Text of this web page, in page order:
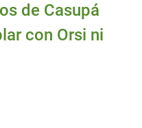
de Casupá
con Orsi ni